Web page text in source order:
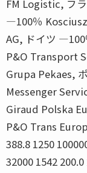
FM Logistic, フ
―100％
AG, ドイツ
P&O Transport
Grupa Pekaes,
Messenger
Giraud Polska
P&O Trans
388.8 1250
32000 1542